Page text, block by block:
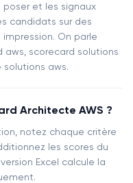
et les signaux
candidats sur des
On parle
scorecard solutions
aws.
Architecte AWS ?
notez chaque critère
les scores du
Excel calcule la